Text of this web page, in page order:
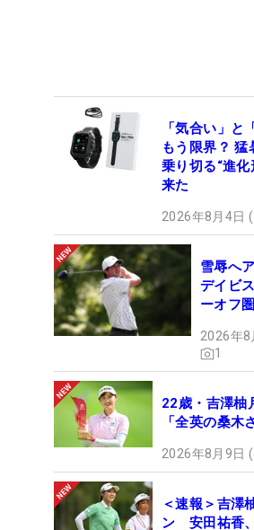
「気合い」と
もう限界？ 猛
乗り切る“進
来た
2026年8月4日
雪辱へ
デイビ
ーオフ
2026年8
1
22歳・吉澤柚
「全英の桑木
2026年8月9日
＜速報＞吉澤
ン 安田祐香